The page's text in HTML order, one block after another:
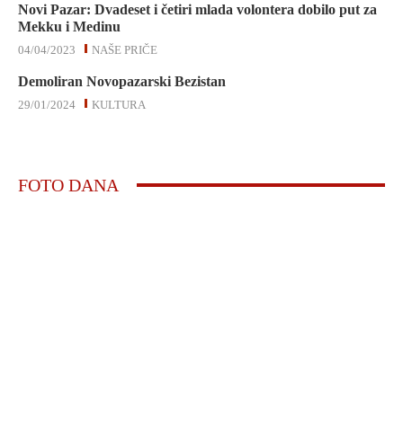
Novi Pazar: Dvadeset i četiri mlada volontera dobilo put za
Mekku i Medinu
NAŠE PRIČE
04/04/2023
Demoliran Novopazarski Bezistan
KULTURA
29/01/2024
FOTO DANA